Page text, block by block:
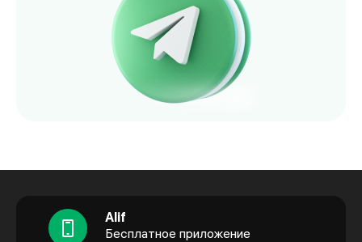
Alif
Бесплатное приложение